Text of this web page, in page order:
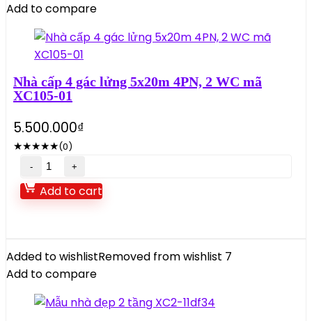
Add to compare
Nhà cấp 4 gác lửng 5x20m 4PN, 2 WC mã
XC105-01
5.500.000₫
★★★★★(0)
Nhà
cấp
4
5x20m
4PN,
WC
Add to cart
Added to wishlistRemoved from wishlist 7
Add to compare